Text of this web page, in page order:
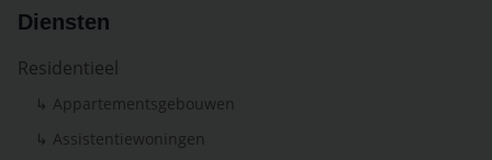
Diensten
Residentieel
↳ Appartementsgebouwen
↳ Assistentiewoningen